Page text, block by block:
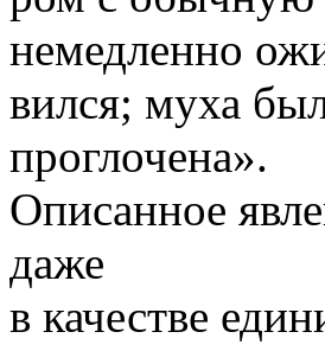
немедленно
вился; муха
проглочена».
Описанное
даже
в качестве